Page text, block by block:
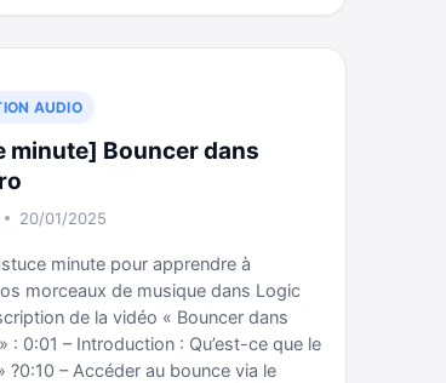
DE
SUR
MAC
AUDIO
minute] Bouncer dans
20/01/2025
minute pour apprendre à
morceaux de musique dans Logic
de la vidéo « Bouncer dans
: 0:01 – Introduction : Qu’est-ce que le
?0:10 – Accéder au bounce via le